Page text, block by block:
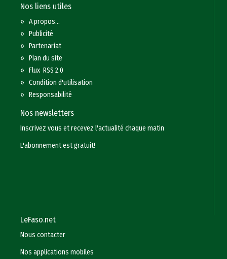
Nos liens utiles
»A propos...
»Publicité
»Partenariat
»Plan du site
»Flux RSS 2.0
»Condition d'utilisation
»Responsabilité
Nos newsletters
Inscrivez vous et recevez l'actualité chaque matin
L'abonnement est gratuit!
LeFaso.net
Nous contacter
Nos applications mobiles